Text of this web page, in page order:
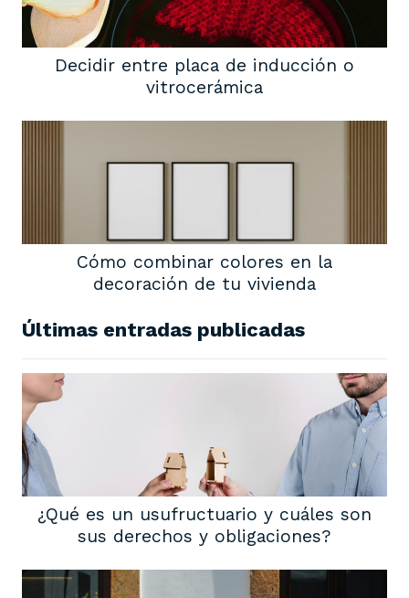
Decidir entre placa de inducción o
vitrocerámica
Cómo combinar colores en la
decoración de tu vivienda
Últimas entradas publicadas
¿Qué es un usufructuario y cuáles son
sus derechos y obligaciones?